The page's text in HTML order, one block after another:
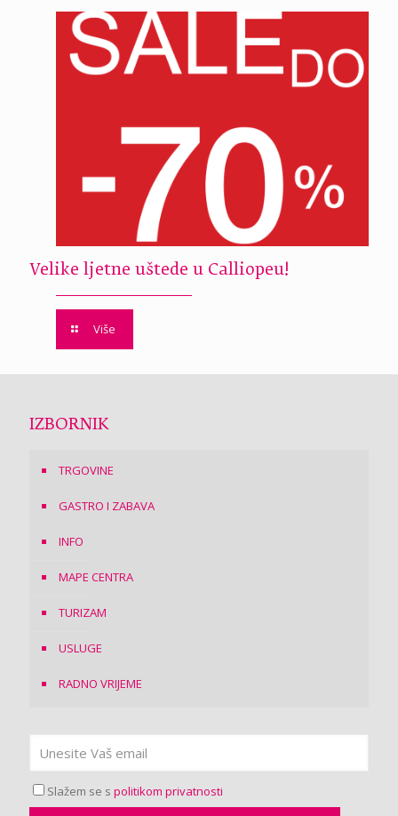
Velike ljetne uštede u Calliopeu!
Više
IZBORNIK
TRGOVINE
GASTRO I ZABAVA
INFO
MAPE CENTRA
TURIZAM
USLUGE
RADNO VRIJEME
Slažem se s politikom privatnosti